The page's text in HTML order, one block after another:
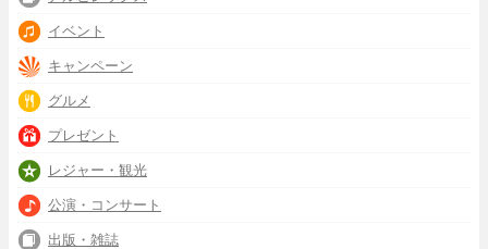
イベント
キャンペーン
グルメ
プレゼント
レジャー・観光
公演・コンサート
出版・雑誌